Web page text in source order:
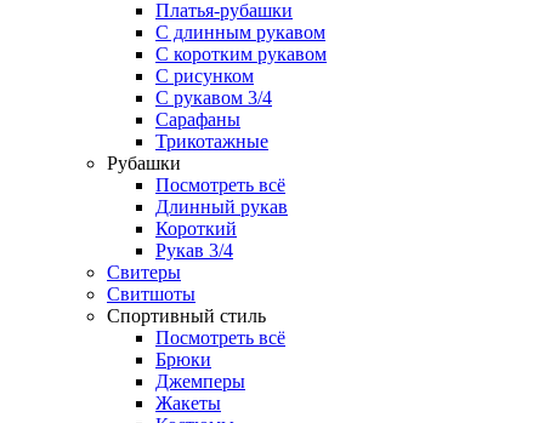
Платья-рубашки
С длинным рукавом
С коротким рукавом
С рисунком
С рукавом 3/4
Сарафаны
Трикотажные
Рубашки
Посмотреть всё
Длинный рукав
Короткий
Рукав 3/4
Свитеры
Свитшоты
Спортивный стиль
Посмотреть всё
Брюки
Джемперы
Жакеты